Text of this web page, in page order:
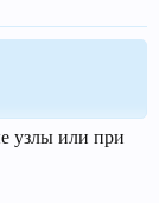
узлы или при